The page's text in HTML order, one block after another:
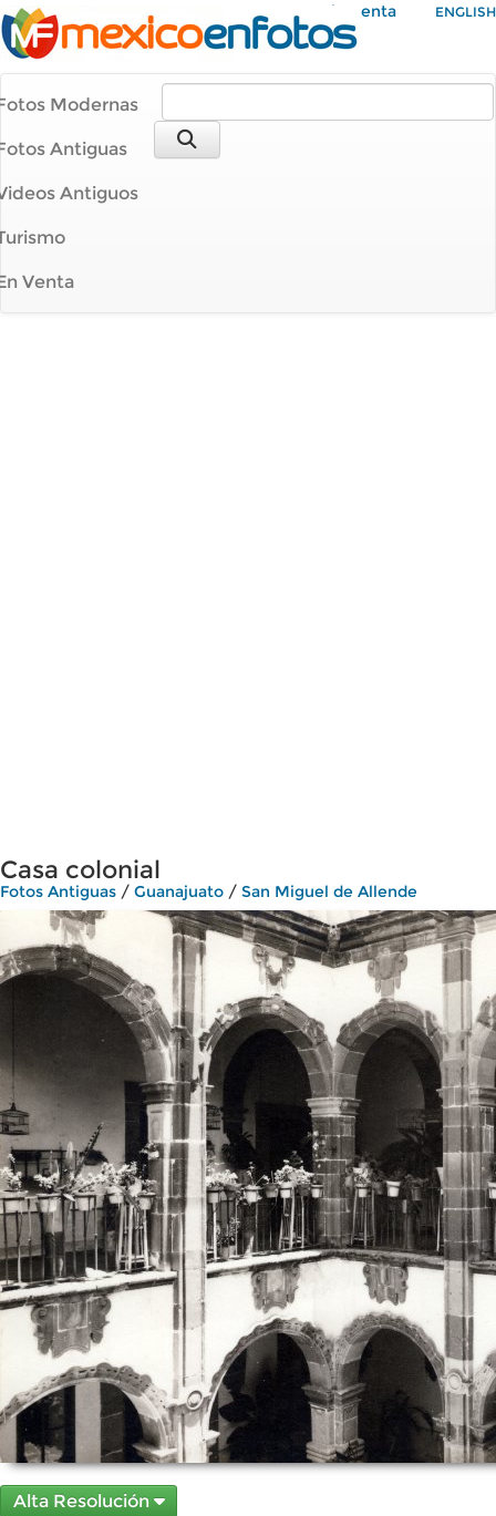
Mi Cuenta ENGLISH
Modernas
Antiguas
Antiguos
Venta
Casa colonial
Fotos Antiguas / Guanajuato / San Miguel de Allende
Alta Resolución